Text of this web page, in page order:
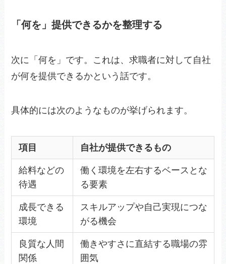
「何を」提供できるかを整理する
次に「何を」です。これは、求職者に対して自社
が何を提供できるかという話です。
具体的には次のようなものが挙げられます。
項目 自社が提供できるもの
給料などの
待遇
働く環境を左右するベースとな
る要素
成長できる
環境
スキルアップや自己実現につな
がる機会
良質な人間
関係
働きやすさに直結する職場の雰
囲気